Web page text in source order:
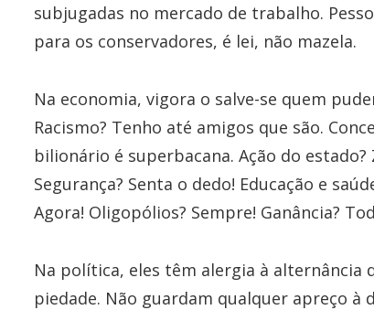
subjugadas no mercado de trabalho.
para os conservadores, é lei, não mazela.
Na economia, vigora o salve-se quem
Racismo? Tenho até amigos que são.
bilionário é superbacana. Ação do
Segurança? Senta o dedo! Educação e
Agora! Oligopólios? Sempre! Ganância?
Na política, eles têm alergia à alternância
piedade. Não guardam qualquer apreço à